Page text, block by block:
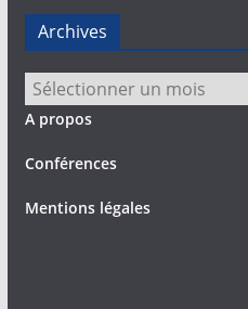
Archives
Archives
A propos
Conférences
Mentions légales